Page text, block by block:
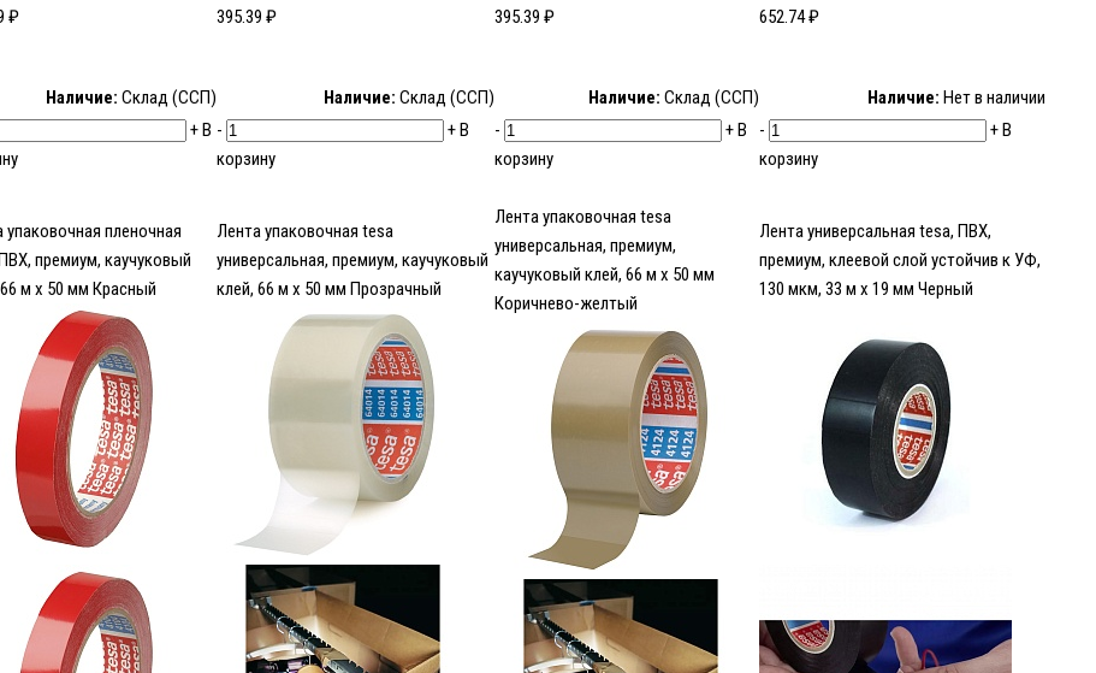
₽
Наличие: Склад (ССП)
+В
395.39 ₽
Наличие: Склад (ССП)
-
+В
корзину
395.39 ₽
Наличие: Склад (ССП)
-
+В
корзину
652.74 ₽
Наличие: Нет в наличии
-
+В
корзину
упаковочная пленочная
премиум, каучуковый
м x 50 мм Красный
Лента упаковочная tesa
универсальная, премиум, каучуковый
клей, 66 м х 50 мм Прозрачный
Лента упаковочная tesa
универсальная, премиум,
каучуковый клей, 66 м х 50 мм
Коричнево-желтый
Лента универсальная tesa, ПВХ,
премиум, клеевой слой устойчив к УФ,
130 мкм, 33 м х 19 мм Черный